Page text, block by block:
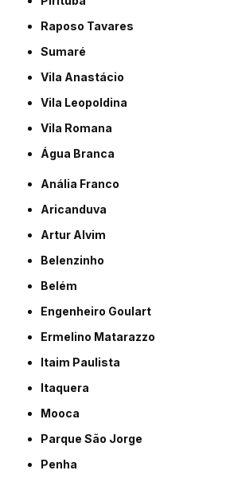
Raposo Tavares
Sumaré
Vila Anastácio
Vila Leopoldina
Vila Romana
Água Branca
Anália Franco
Aricanduva
Artur Alvim
Belenzinho
Belém
Engenheiro Goulart
Ermelino Matarazzo
Itaim Paulista
Itaquera
Mooca
Parque São Jorge
Penha